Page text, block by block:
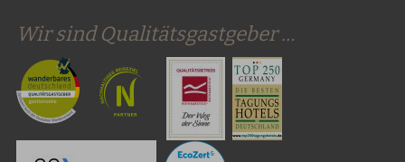
Wir sind Qualitätsgastgeber …